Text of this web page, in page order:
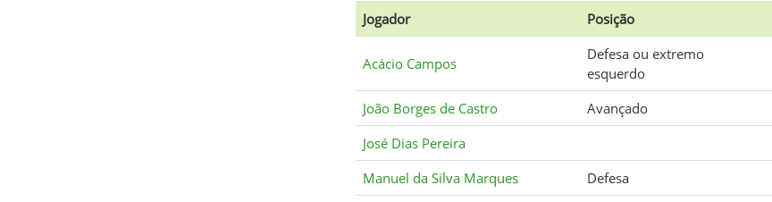
Jogador Posição
Acácio Campos
Defesa ou extremo
esquerdo
João Borges de Castro
Avançado
José Dias Pereira
Manuel da Silva Marques
Defesa